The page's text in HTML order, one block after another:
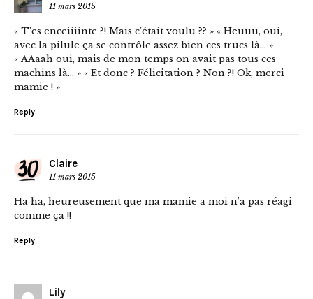
11 mars 2015
« T’es enceiiiinte ?! Mais c’était voulu ?? » « Heuuu, oui,
avec la pilule ça se contrôle assez bien ces trucs là… »
« AAaah oui, mais de mon temps on avait pas tous ces
machins là… » « Et donc ? Félicitation ? Non ?! Ok, merci
mamie ! »
Reply
Claire
11 mars 2015
Ha ha, heureusement que ma mamie a moi n’a pas réagi
comme ça !!
Reply
Lily